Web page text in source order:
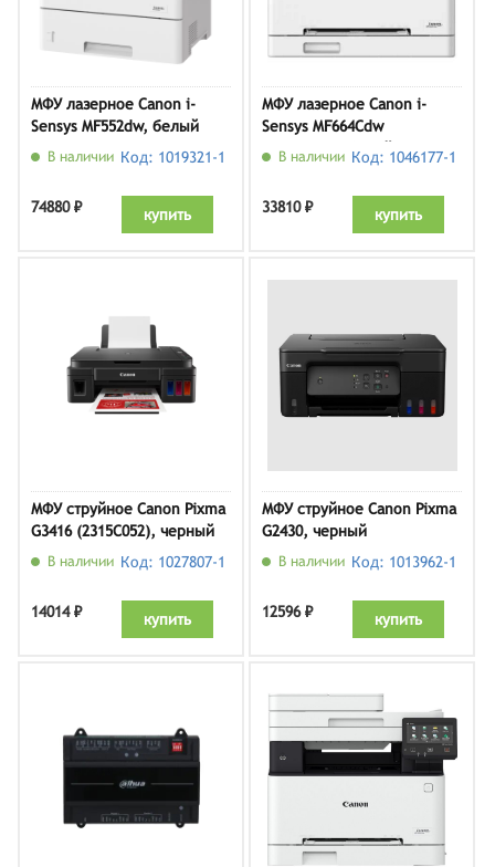
МФУ лазерное Canon i-
Sensys MF552dw, белый
В наличии Код: 1019321-1
74880 ₽ купить
МФУ лазерное Canon i-
Sensys MF664Cdw
(6928C008), белый
В наличии Код: 1046177-1
33810 ₽ купить
МФУ струйное Canon Pixma
G3416 (2315C052), черный
В наличии Код: 1027807-1
14014 ₽ купить
МФУ струйное Canon Pixma
G2430, черный
В наличии Код: 1013962-1
12596 ₽ купить